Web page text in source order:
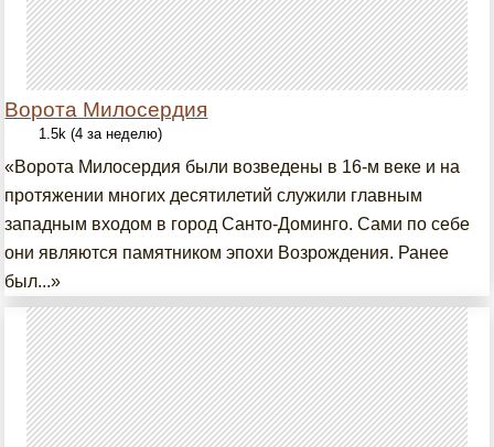
Ворота Милосердия
1.5k (4 за неделю)
«Ворота Милосердия были возведены в 16-м веке и на
протяжении многих десятилетий служили главным
западным входом в город Санто-Доминго. Сами по себе
они являются памятником эпохи Возрождения. Ранее
был...»